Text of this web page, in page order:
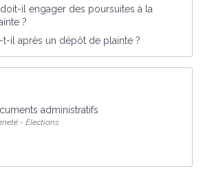
il engager des poursuites à la
?
t-il après un dépôt de plainte ?
administratifs
- Élections